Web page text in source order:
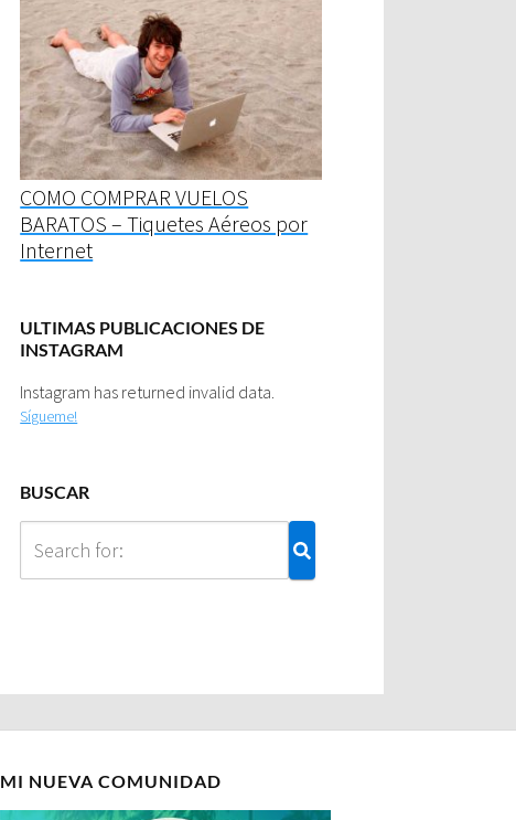
COMO COMPRAR VUELOS
BARATOS – Tiquetes Aéreos por
Internet
ULTIMAS PUBLICACIONES DE
INSTAGRAM
Instagram has returned invalid data.
Sígueme!
BUSCAR
MI NUEVA COMUNIDAD